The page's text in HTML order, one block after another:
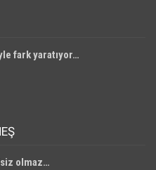
fark yaratıyor…
olmaz…